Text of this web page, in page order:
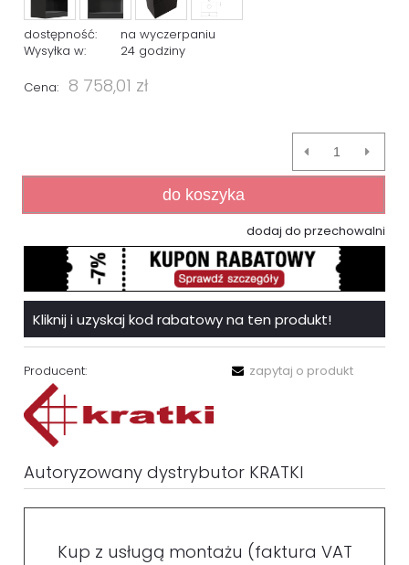
dostępność:
na wyczerpaniu
Wysyłka w:
24 godziny
Cena: 8 758,01 zł
do koszyka
dodaj do przechowalni
Kliknij i uzyskaj kod rabatowy na ten produkt!
Producent: zapytaj o produkt
Autoryzowany dystrybutor KRATKI
Kup z usługą montażu (faktura VAT